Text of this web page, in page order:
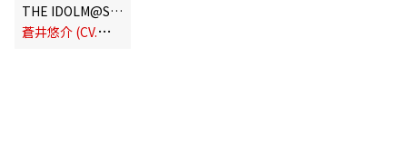
THE IDOLM@STER SideM TRANSCENDENT T@LES 09
蒼
井悠介 (CV.菊池勇成)、冬美 旬 (CV.永塚拓馬)、姫野かのん (CV.村瀬 歩)、山下次郎 (CV.中島ヨシキ)